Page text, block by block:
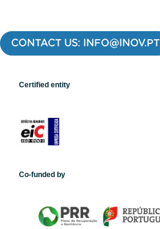
CONTACT US: INFO@INOV.PT
Certified entity
Co-funded by